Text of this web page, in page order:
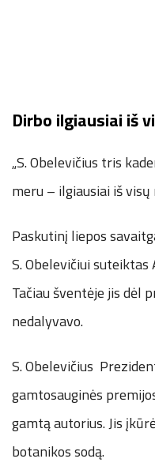
Dirbo ilgiausiai iš
„S. Obelevičius tris
meru – ilgiausiai iš
Paskutinį liepos
S. Obelevičiui
Tačiau šventėje jis dėl
nedalyvavo.
S. Obelevičius
gamtosauginės
gamtą autorius. Jis
botanikos sodą.